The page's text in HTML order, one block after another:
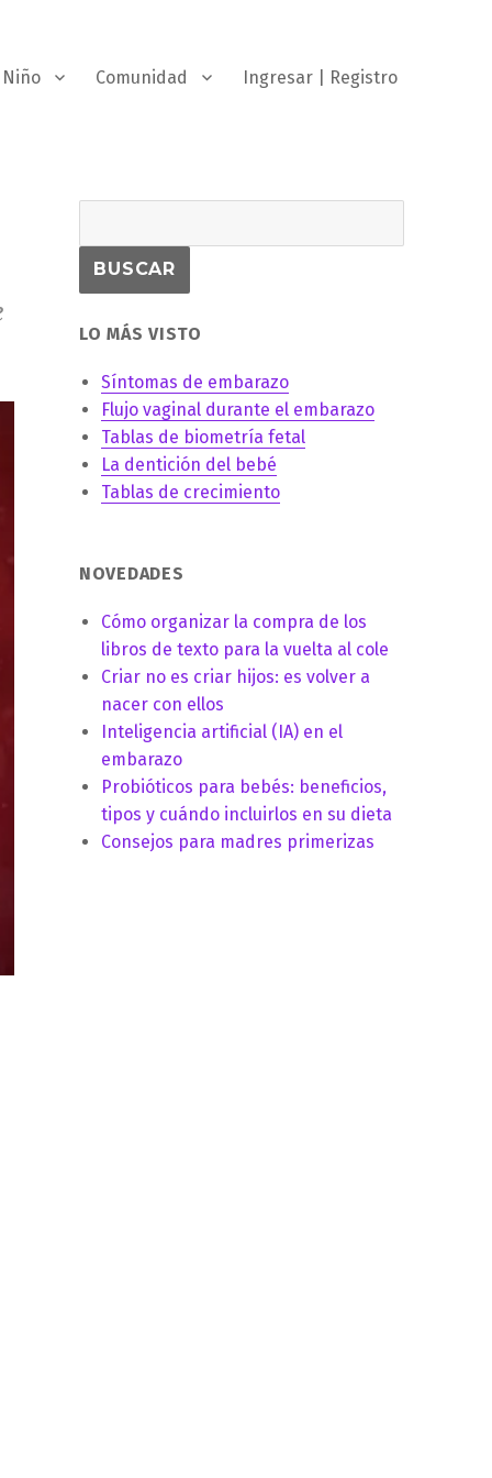
Niño Comunidad Ingresar | Registro
LO MÁS VISTO
Síntomas de embarazo
Flujo vaginal durante el embarazo
Tablas de biometría fetal
La dentición del bebé
Tablas de crecimiento
NOVEDADES
Cómo organizar la compra de los
libros de texto para la vuelta al cole
Criar no es criar hijos: es volver a
nacer con ellos
Inteligencia artificial (IA) en el
embarazo
Probióticos para bebés: beneficios,
tipos y cuándo incluirlos en su dieta
Consejos para madres primerizas